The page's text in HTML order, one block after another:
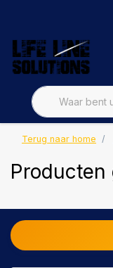
Terug naar home
Producten